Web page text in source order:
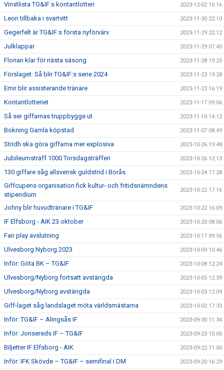
Vinstlista TG&IF:s kontantlotteri 2023-12-02 16:16
Leon tillbaka i svartvitt 2023-11-30 22:10
Gegerfelt är TG&IF:s första nyförvärv 2023-11-29 22:12
Julklappar 2023-11-29 07:40
Florian klar för nästa säsong 2023-11-28 19:25
Förslaget: Så blir TG&IF:s serie 2024 2023-11-23 19:28
Emir blir assisterande tränare 2023-11-23 16:19
Kontantlotteriet 2023-11-17 09:06
Så ser giffarnas truppbygge ut 2023-11-10 14:12
Bokning Gamla köpstad 2023-11-07 08:49
Stridh ska göra giffarna mer explosiva 2023-10-26 19:48
Jubileumsträff 1000 Torsdagsträffen 2023-10-26 12:13
130 giffare såg allsvensk guldstrid i Borås 2023-10-24 17:28
Giffcupens organisation fick kultur- och fritidsnämndens
stipendium
2023-10-22 17:16
Johny blir huvudtränare i TG&IF 2023-10-22 16:09
IF Elfsborg - AIK 23 oktober 2023-10-20 08:06
Fair play avslutning 2023-10-17 09:56
Ulvesborg Nyborg 2023 2023-10-09 10:46
Inför: Göta BK – TG&IF 2023-10-08 12:24
Ulvesborg/Nyborg fortsatt avstängda 2023-10-05 12:39
Ulvesborg/Nyborg avstängda 2023-10-03 12:09
Giff-laget såg landslaget möta världsmästarna 2023-10-02 17:33
Inför: TG&IF – Alingsås IF 2023-09-30 11:34
Inför: Jonsereds IF – TG&IF 2023-09-23 10:00
Biljetter IF Elfsborg - AIK 2023-09-22 11:00
Inför: IFK Skövde – TG&IF – semifinal i DM 2023-09-20 16:29